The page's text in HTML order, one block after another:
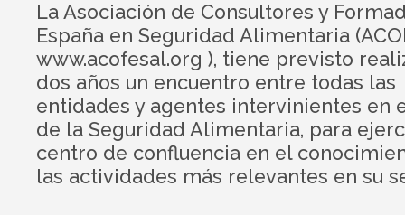
La Asociación de Consultores y
España en Seguridad Alimentaria
www.acofesal.org ), tiene previsto
dos años un encuentro entre todas las
entidades y agentes intervinientes en
de la Seguridad Alimentaria, para
centro de confluencia en el
las actividades más relevantes en su